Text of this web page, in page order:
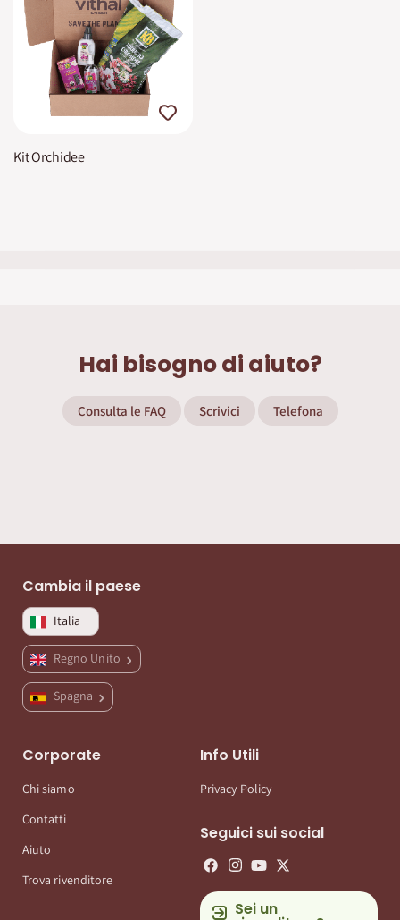
Kit Orchidee
Hai bisogno di aiuto?
Consulta le FAQ Scrivici Telefona
Cambia il paese
Italia
Regno Unito
Spagna
Corporate
Chi siamo
Contatti
Aiuto
Trova rivenditore
Info Utili
Privacy Policy
Seguici sui social
Sei un